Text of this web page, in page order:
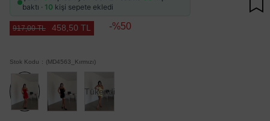
baktı · 10 kişi sepete ekledi
917,00 TL 458,50 TL 50
Stok Kodu (MD4563_Kırmızı)
Tükendi